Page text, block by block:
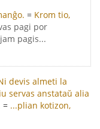
= Krom tio,
pagi por
pagis...
devis almeti la
servas anstataŭ alia
= ...plian kotizon,